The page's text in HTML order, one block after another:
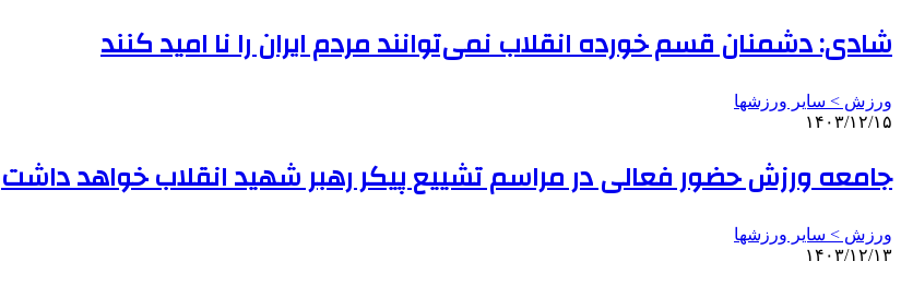
شادی: دشمنان قسم خورده انقلاب نمی‌توانند مردم ایران را نا امید کنند
ورزش > سایر ورزشها
۱۴۰۳/۱۲/۱۵
جامعه ورزش حضور فعالی در مراسم تشییع پیکر رهبر شهید انقلاب خواهد داشت
ورزش > سایر ورزشها
۱۴۰۳/۱۲/۱۳